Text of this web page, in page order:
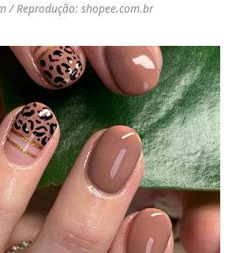
/ Reprodução: shopee.com.br